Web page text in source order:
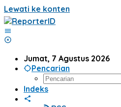
Lewati ke konten
Jumat, 7 Agustus 2026
Pencarian
Indeks